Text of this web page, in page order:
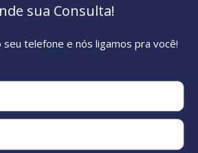
sua Consulta!
telefone e nós ligamos pra você!